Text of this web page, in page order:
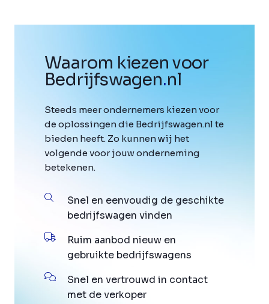
Waarom kiezen voor
Bedrijfswagen.nl
Steeds meer ondernemers kiezen voor
de oplossingen die Bedrijfswagen.nl te
bieden heeft. Zo kunnen wij het
volgende voor jouw onderneming
betekenen.
Snel en eenvoudig de geschikte
bedrijfswagen vinden
Ruim aanbod nieuw en
gebruikte bedrijfswagens
Snel en vertrouwd in contact
met de verkoper